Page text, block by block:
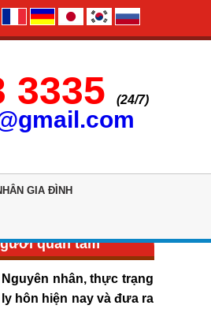
3335 (24/7)
GIA ĐÌNH
quan tâm
Nguyên nhân, thực trạng
ly hôn hiện nay và đưa ra